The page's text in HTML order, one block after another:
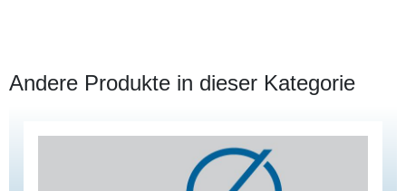
Andere Produkte in dieser Kategorie